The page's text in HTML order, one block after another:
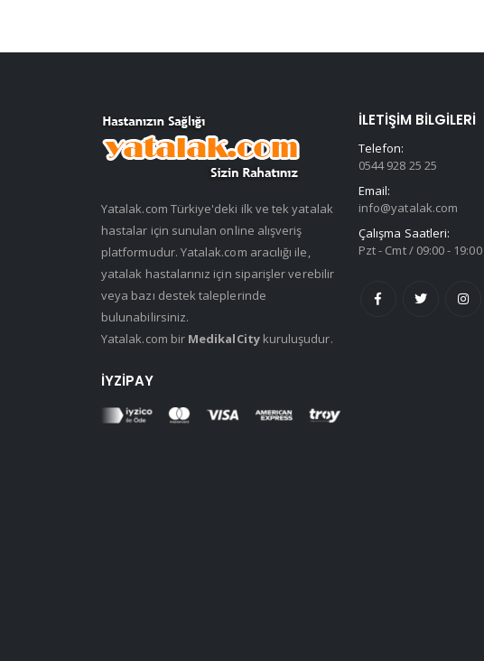
Yatalak.com Türkiye'deki ilk ve tek yatalak
hastalar için sunulan online alışveriş
platformudur. Yatalak.com aracılığı ile,
yatalak hastalarınız için siparişler verebilir
veya bazı destek taleplerinde
bulunabilirsiniz.
Yatalak.com bir MedikalCitykuruluşudur.
İYZIPAY
İLETIŞIM BILGILERI
Telefon:
0544 928 25 25
Email:
info@yatalak.com
Çalışma Saatleri:
Pzt - Cmt / 09:00 - 19:00